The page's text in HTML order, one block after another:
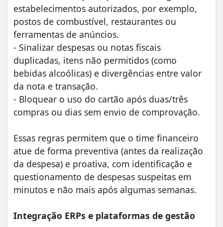
estabelecimentos autorizados, por exemplo,
postos de combustível, restaurantes ou
ferramentas de anúncios.
- Sinalizar despesas ou notas fiscais
duplicadas, itens não permitidos (como
bebidas alcoólicas) e divergências entre valor
da nota e transação.
- Bloquear o uso do cartão após duas/três
compras ou dias sem envio de comprovação.
Essas regras permitem que o time financeiro
atue de forma preventiva (antes da realização
da despesa) e proativa, com identificação e
questionamento de despesas suspeitas em
minutos e não mais após algumas semanas.
Integração ERPs e plataformas de gestão